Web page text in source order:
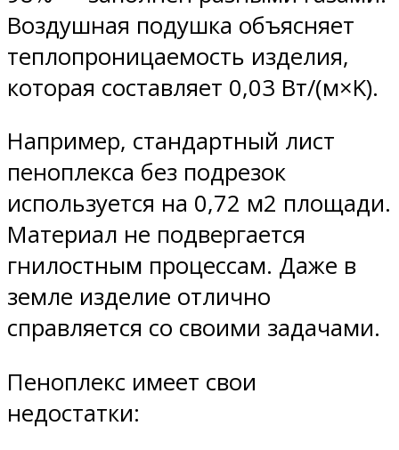
Воздушная подушка объясняет
теплопроницаемость изделия,
которая составляет 0,03 Вт/(м×K).
Например, стандартный лист
пеноплекса без подрезок
используется на 0,72 м2 площади.
Материал не подвергается
гнилостным процессам. Даже в
земле изделие отлично
справляется со своими задачами.
Пеноплекс имеет свои
недостатки: